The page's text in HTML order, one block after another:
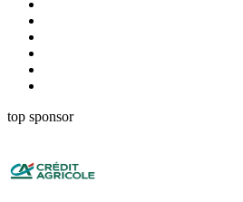
top sponsor